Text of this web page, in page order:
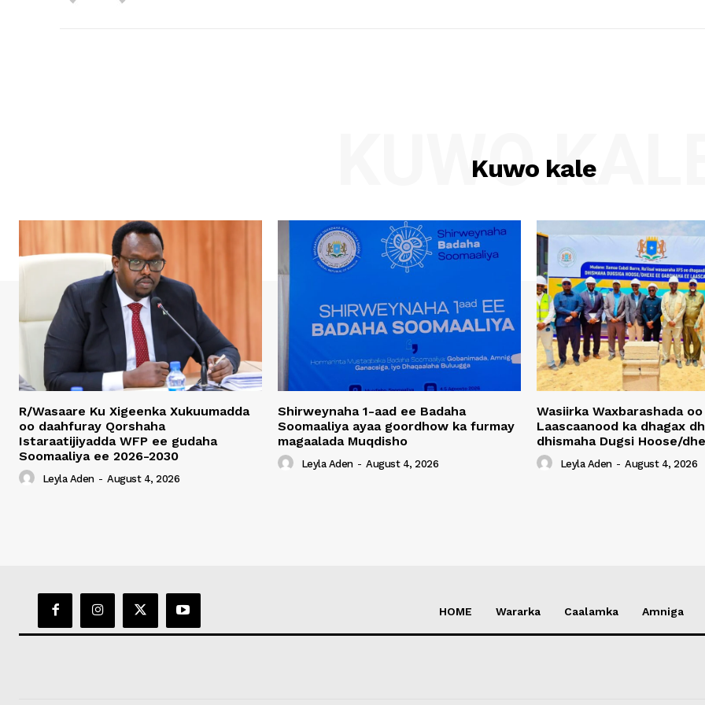
Kuwo kale
KUWO
R/Wasaare Ku Xigeenka Xukuumadda
oo daahfuray Qorshaha
Istaraatijiyadda WFP ee gudaha
Soomaaliya ee 2026-2030
Leyla Aden - August 4, 2026
Shirweynaha 1-aad ee Badaha
Soomaaliya ayaa goordhow ka furmay
magaalada Muqdisho
Leyla Aden - August 4, 2026
Wasiirka Waxbarashada
Laascaanood ka dhagax
dhismaha Dugsi Hoose/
Leyla Aden - August 4, 2026
HOME Wararka Caalamka Amniga